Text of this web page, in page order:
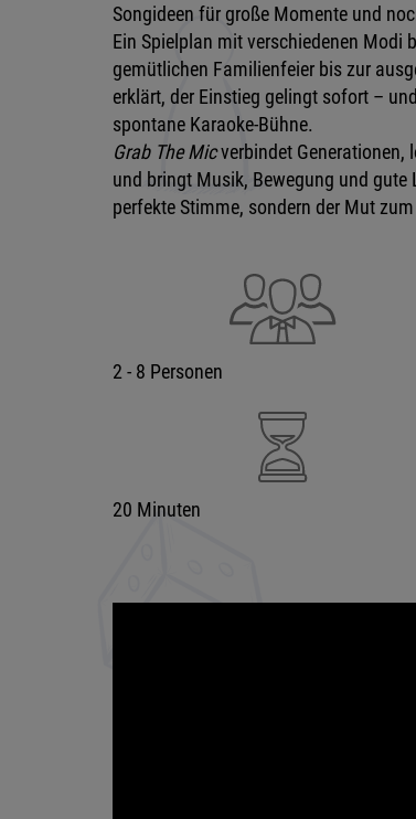
Songideen für große Momente und
Ein Spielplan mit verschiedenen Modi
gemütlichen Familienfeier bis zur
erklärt, der Einstieg gelingt sofort –
spontane Karaoke-Bühne.
Grab The Micverbindet Generationen,
und bringt Musik, Bewegung und gute
perfekte Stimme, sondern der Mut
2 - 8 Personen
20 Minuten